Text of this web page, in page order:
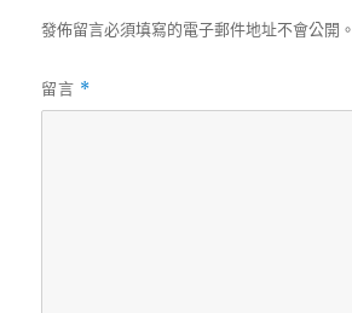
發佈留言必須填寫的電子郵件地址不會公開。
留言 *